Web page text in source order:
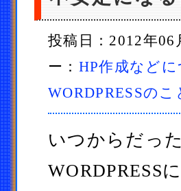
投稿日：2012年
ー： HP作成などに
WORDPRESSのこ
いつからだっ
WORDPRESS